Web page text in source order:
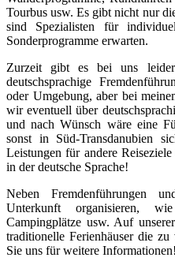
Tourbus usw. Es gibt nicht nur
sind Spezialisten für
Sonderprogramme erwarten.
Zurzeit gibt es bei uns
deutschsprachige
oder Umgebung, aber bei
wir eventuell über
und nach Wünsch wäre eine
sonst in Süd-Transdanubien
Leistungen für andere
in der deutsche Sprache!
Neben Fremdenführungen
Unterkunft organisieren,
Campingplätze usw. Auf
traditionelle Ferienhäuser die
Sie uns für weitere Informationen!